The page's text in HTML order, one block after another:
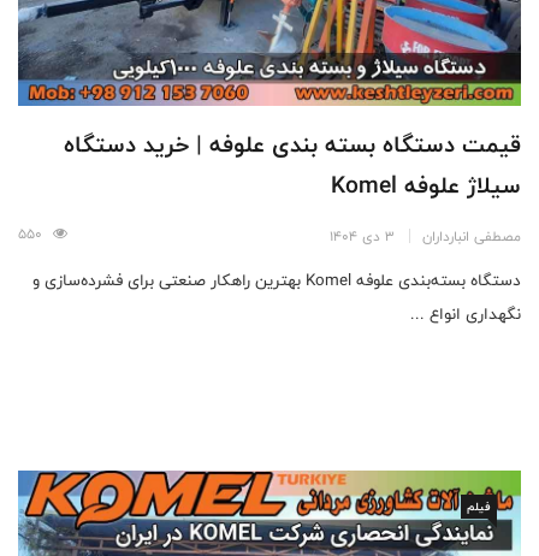
قیمت دستگاه بسته بندی علوفه | خرید دستگاه
سیلاژ علوفه Komel
مصطفی انبارداران 3 دی 1404
دستگاه بسته‌بندی علوفه Komel بهترین راهکار صنعتی برای فشرده‌سازی و
نگهداری انواع ...
فیلم